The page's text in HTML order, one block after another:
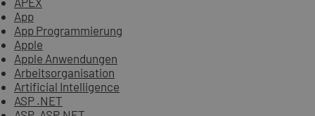
App
App Programmierung
Apple
Apple Anwendungen
Arbeitsorganisation
Artificial Intelligence
ASP .NET